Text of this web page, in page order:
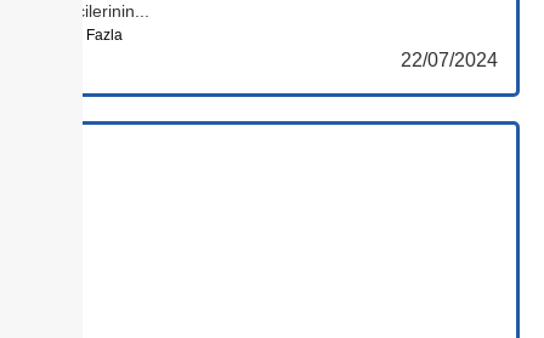
mercilerinin...
Daha Fazla
22/07/2024